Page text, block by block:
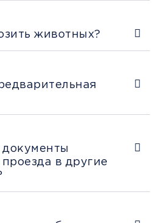
животных?
документы
в другие